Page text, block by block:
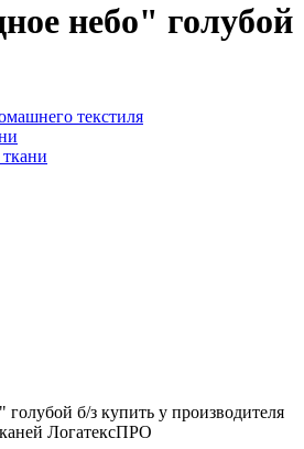
небо" голубой
текстиля